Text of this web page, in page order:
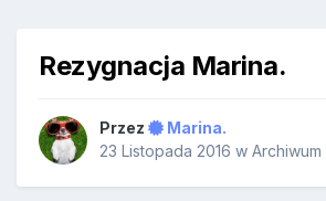
Rezygnacja Marina.
Przez
Marina.
23 Listopada 2016 w Archiwum